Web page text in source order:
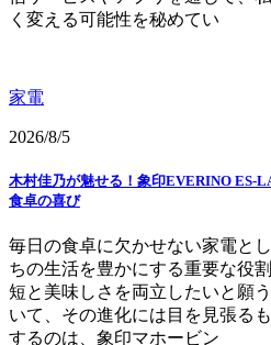
く変える可能性を秘めてい
家電
2026/8/5
木村佳乃が魅せる！象印EVERINO ES-
食卓の喜び
毎日の食卓に欠かせない家電と
ちの生活を豊かにする重要な役
短と美味しさを両立したいと願
いて、その進化には目を見張る
するのは、象印マホービン